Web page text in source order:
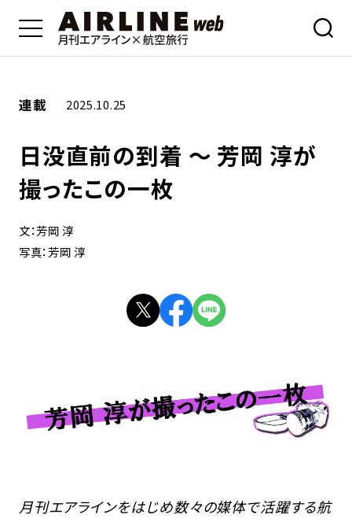
連載 2025.10.25
日没直前の到着 ～ 芳岡 淳が
撮ったこの一枚
文：芳岡 淳
写真：芳岡 淳
月刊エアラインをはじめ数々の媒体で活躍する航